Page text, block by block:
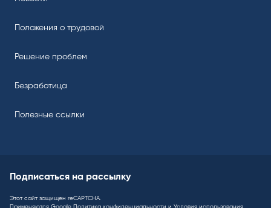
Положения о трудовой
Решение проблем
Безработица
Полезные ссылки
Подписаться на рассылку
Этот сайт защищен reCAPTCHA.